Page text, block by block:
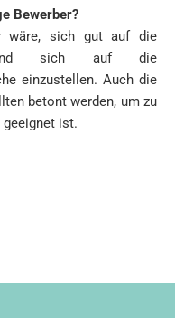
Bewerber?
wäre, sich gut auf die
und sich auf die
einzustellen. Auch die
betont werden, um zu
ist.